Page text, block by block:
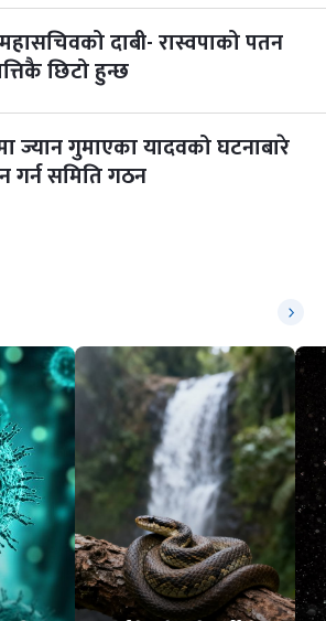
दाबी- रास्वपाको पतन
छिटो हुन्छ
ज्यान गुमाएका यादवको घटनाबारे
गर्न समिति गठन